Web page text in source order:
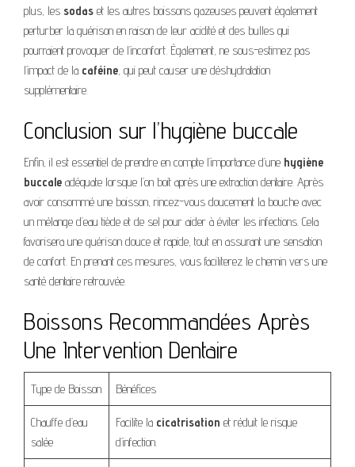
plus, les sodas et les autres boissons gazeuses peuvent également
perturber la guérison en raison de leur acidité et des bulles qui
pourraient provoquer de l’inconfort. Également, ne sous-estimez pas
l’impact de la caféine, qui peut causer une déshydratation
supplémentaire.
Conclusion sur l’hygiène buccale
Enfin, il est essentiel de prendre en compte l’importance d’une hygiène
buccale adéquate lorsque l’on boit après une extraction dentaire. Après
avoir consommé une boisson, rincez-vous doucement la bouche avec
un mélange d’eau tiède et de sel pour aider à éviter les infections. Cela
favorisera une guérison douce et rapide, tout en assurant une sensation
de confort. En prenant ces mesures, vous faciliterez le chemin vers une
santé dentaire retrouvée.
Boissons Recommandées Après
Une Intervention Dentaire
Type de Boisson Bénéfices
Chauffe d’eau
salée
Facilite la cicatrisation et réduit le risque
d’infection.